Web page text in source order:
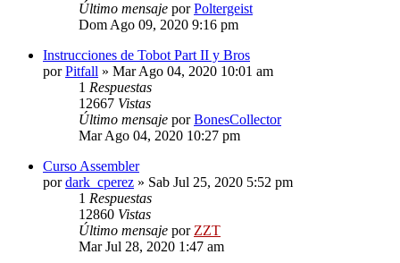
Último mensaje porPoltergeist
Dom Ago 09, 2020 9:16 pm
Instrucciones de Tobot Part II y Bros
porPitfall » Mar Ago 04, 2020 10:01 am
1 Respuestas
12667 Vistas
Último mensaje porBonesCollector
Mar Ago 04, 2020 10:27 pm
Curso Assembler
pordark_cperez » Sab Jul 25, 2020 5:52 pm
1 Respuestas
12860 Vistas
Último mensaje por ZZT
Mar Jul 28, 2020 1:47 am